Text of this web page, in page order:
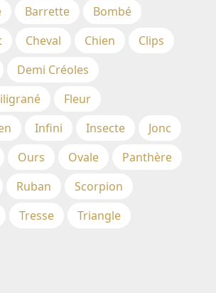
Barrette
Bombé
Cheval Chien
Clips
Demi Créoles
Fleur
Infini Insecte
Jonc
Ours Ovale
Panthère
Ruban
Scorpion
Tresse
Triangle